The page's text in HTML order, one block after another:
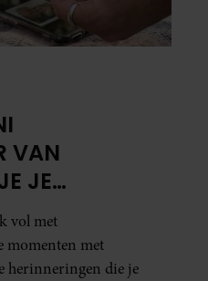
VAN
JE
BINNEN
HANDEN
vol met
momenten met
herinneringen die je